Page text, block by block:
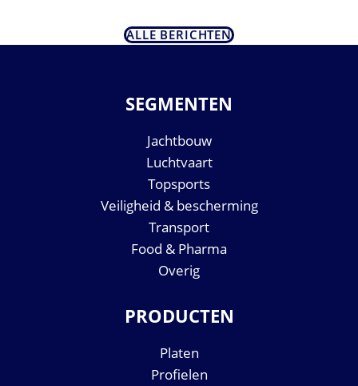
ALLE BERICHTEN
SEGMENTEN
Jachtbouw
Luchtvaart
Topsports
Veiligheid & bescherming
Transport
Food & Pharma
Overig
PRODUCTEN
Platen
Profielen